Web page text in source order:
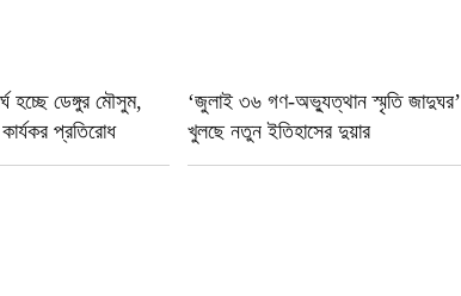
হচ্ছে ডেঙ্গুর মৌসুম,
প্রতিরোধ
‘জুলাই ৩৬ গণ-অভ্যুত্থান স্মৃতি জাদুঘর’
খুলছে নতুন ইতিহাসের দুয়ার